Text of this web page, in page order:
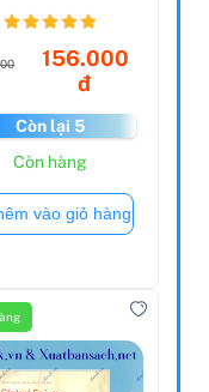
156.000
đ
Còn lại 5
Còn hàng
vào giỏ hàng